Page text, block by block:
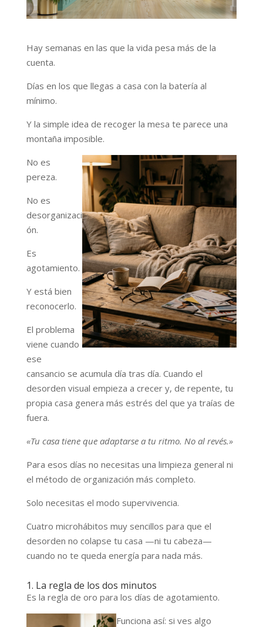
Hay semanas en las que la vida pesa más de la
cuenta.
Días en los que llegas a casa con la batería al
mínimo.
Y la simple idea de recoger la mesa te parece una
montaña imposible.
No es
pereza.
No es
desorganizaci
ón.
Es
agotamiento.
Y está bien
reconocerlo.
El problema
viene cuando
ese
cansancio se acumula día tras día. Cuando el
desorden visual empieza a crecer y, de repente, tu
propia casa genera más estrés del que ya traías de
fuera.
«Tu casa tiene que adaptarse a tu ritmo. No al revés.»
Para esos días no necesitas una limpieza general ni
el método de organización más completo.
Solo necesitas el modo supervivencia.
Cuatro microhábitos muy sencillos para que el
desorden no colapse tu casa —ni tu cabeza—
cuando no te queda energía para nada más.
1. La regla de los dos minutos
Es la regla de oro para los días de agotamiento.
Funciona así: si ves algo